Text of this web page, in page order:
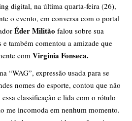
digital, na última quarta-feira (26),
o evento, em conversa com o portal
Éder Militão falou sobre sua
e também comentou a amizade que
com Virginia Fonseca.
“WAG”, expressão usada para se
nomes do esporte, contou que não
classificação e lida com o rótulo
me incomoda em nenhum momento.